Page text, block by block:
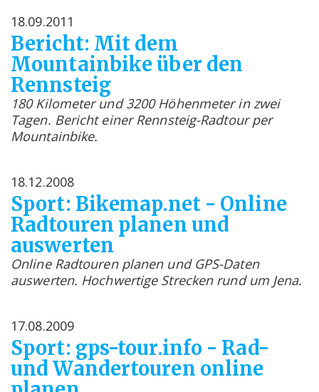
18.09.2011
Bericht: Mit dem
Mountainbike über den
Rennsteig
180 Kilometer und 3200 Höhenmeter in zwei
Tagen. Bericht einer Rennsteig-Radtour per
Mountainbike.
18.12.2008
Sport: Bikemap.net - Online
Radtouren planen und
auswerten
Online Radtouren planen und GPS-Daten
auswerten. Hochwertige Strecken rund um Jena.
17.08.2009
Sport: gps-tour.info - Rad-
und Wandertouren online